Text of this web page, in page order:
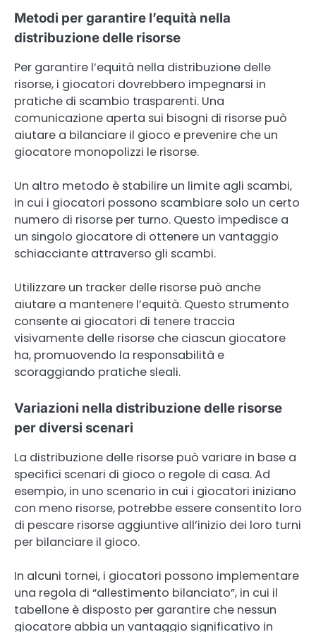
Metodi per garantire l’equità nella
distribuzione delle risorse
Per garantire l’equità nella distribuzione delle
risorse, i giocatori dovrebbero impegnarsi in
pratiche di scambio trasparenti. Una
comunicazione aperta sui bisogni di risorse può
aiutare a bilanciare il gioco e prevenire che un
giocatore monopolizzi le risorse.
Un altro metodo è stabilire un limite agli scambi,
in cui i giocatori possono scambiare solo un certo
numero di risorse per turno. Questo impedisce a
un singolo giocatore di ottenere un vantaggio
schiacciante attraverso gli scambi.
Utilizzare un tracker delle risorse può anche
aiutare a mantenere l’equità. Questo strumento
consente ai giocatori di tenere traccia
visivamente delle risorse che ciascun giocatore
ha, promuovendo la responsabilità e
scoraggiando pratiche sleali.
Variazioni nella distribuzione delle risorse
per diversi scenari
La distribuzione delle risorse può variare in base a
specifici scenari di gioco o regole di casa. Ad
esempio, in uno scenario in cui i giocatori iniziano
con meno risorse, potrebbe essere consentito loro
di pescare risorse aggiuntive all’inizio dei loro turni
per bilanciare il gioco.
In alcuni tornei, i giocatori possono implementare
una regola di “allestimento bilanciato”, in cui il
tabellone è disposto per garantire che nessun
giocatore abbia un vantaggio significativo in